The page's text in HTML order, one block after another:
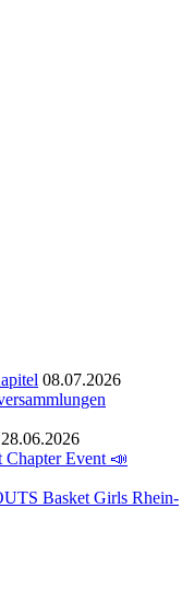
08.07.2026
28.06.2026
Event 📣
Basket Girls Rhein-